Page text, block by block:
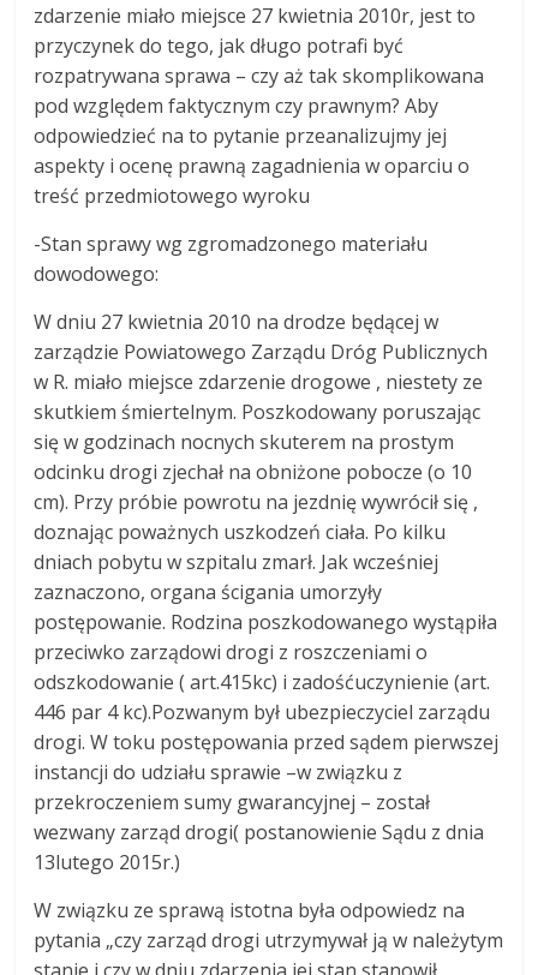
zdarzenie miało miejsce 27 kwietnia 2010r, jest to
przyczynek do tego, jak długo potrafi być
rozpatrywana sprawa – czy aż tak skomplikowana
pod względem faktycznym czy prawnym? Aby
odpowiedzieć na to pytanie przeanalizujmy jej
aspekty i ocenę prawną zagadnienia w oparciu o
treść przedmiotowego wyroku
-Stan sprawy wg zgromadzonego materiału
dowodowego:
W dniu 27 kwietnia 2010 na drodze będącej w
zarządzie Powiatowego Zarządu Dróg Publicznych
w R. miało miejsce zdarzenie drogowe , niestety ze
skutkiem śmiertelnym. Poszkodowany poruszając
się w godzinach nocnych skuterem na prostym
odcinku drogi zjechał na obniżone pobocze (o 10
cm). Przy próbie powrotu na jezdnię wywrócił się ,
doznając poważnych uszkodzeń ciała. Po kilku
dniach pobytu w szpitalu zmarł. Jak wcześniej
zaznaczono, organa ścigania umorzyły
postępowanie. Rodzina poszkodowanego wystąpiła
przeciwko zarządowi drogi z roszczeniami o
odszkodowanie ( art.415kc) i zadośćuczynienie (art.
446 par 4 kc).Pozwanym był ubezpieczyciel zarządu
drogi. W toku postępowania przed sądem pierwszej
instancji do udziału sprawie –w związku z
przekroczeniem sumy gwarancyjnej – został
wezwany zarząd drogi( postanowienie Sądu z dnia
13lutego 2015r.)
W związku ze sprawą istotna była odpowiedz na
pytania „czy zarząd drogi utrzymywał ją w należytym
stanie i czy w dniu zdarzenia jej stan stanowił